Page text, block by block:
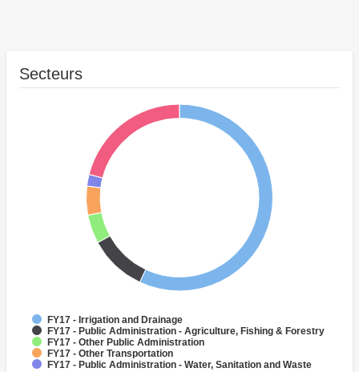
Secteurs
FY17 - Irrigation and Drainage
FY17 - Public Administration - Agriculture, Fishing & Forestry
FY17 - Other Public Administration
FY17 - Other Transportation
FY17 - Public Administration - Water, Sanitation and Waste